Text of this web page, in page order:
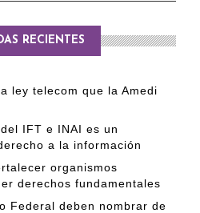
RECIENTES
ley telecom que la Amedi
IFT e INAI es un
a la información
organismos
derechos fundamentales
Federal deben nombrar de